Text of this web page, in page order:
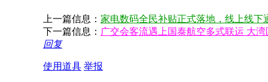
上一篇信息： 家电数码全民补贴正式落地，线上线下
下一篇信息： 广交会客流遇上国泰航空多式联运 大
回复
使用道具 举报